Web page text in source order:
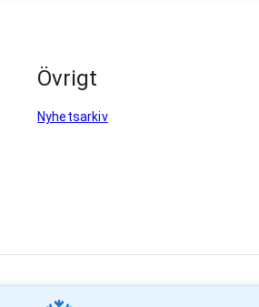
Övrigt
Nyhetsarkiv